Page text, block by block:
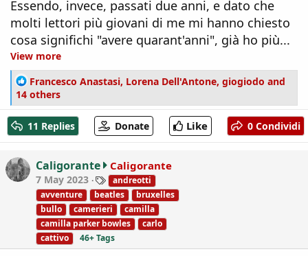
Essendo, invece, passati due anni, e dato che
molti lettori più giovani di me mi hanno chiesto
cosa significhi "avere quarant'anni", già ho più...
View more
R
e
a
c
t
i
n
Francesco Anastasi, Lorena Dell'Antone, giogiodo and
14 others
11 Replies Donate Like 0 Condividi
Caligorante Caligorante
7 May 2023
T
a
g
s
andreotti
avventure
beatles
bruxelles
bullo
camerieri
camilla
camilla parker bowles
carlo
cattivo
46+ Tags